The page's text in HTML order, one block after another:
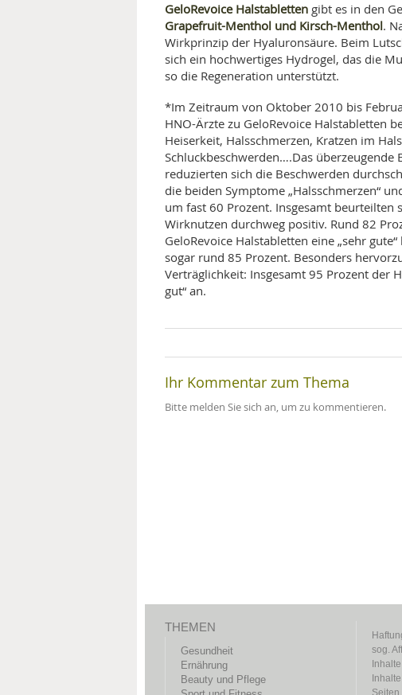
GeloRevoice Halstabletten gibt es in den
Grapefruit-Menthol und Kirsch-Menthol.
Wirkprinzip der Hyaluronsäure. Beim
sich ein hochwertiges Hydrogel, das die
so die Regeneration unterstützt.
*Im Zeitraum von Oktober 2010 bis
HNO-Ärzte zu GeloRevoice Halstabletten
Heiserkeit, Halsschmerzen, Kratzen im
Schluckbeschwerden….Das überzeugende
reduzierten sich die Beschwerden
die beiden Symptome „Halsschmerzen“
um fast 60 Prozent. Insgesamt beurteilten
Wirknutzen durchweg positiv. Rund 82
GeloRevoice Halstabletten eine „sehr
sogar rund 85 Prozent. Besonders
Verträglichkeit: Insgesamt 95 Prozent der
gut“ an.
Ihr Kommentar zum Thema
Bitte melden Sie sich an, um zu kommentieren.
THEMEN
Gesundheit
Ernährung
Beauty und Pflege
sog.
Seiten